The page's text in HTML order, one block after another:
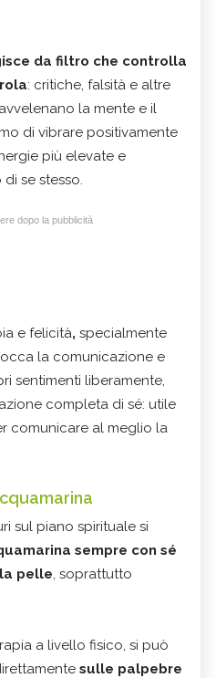
da filtro che controlla
: critiche, falsità e altre
la mente e il
di vibrare positivamente
più elevate e
se stesso.
dopo la pubblicità
e felicità, specialmente
la comunicazione e
sentimenti liberamente,
completa di sé: utile
comunicare al meglio la
sul piano spirituale si
sempre con sé
pelle, soprattutto
a livello fisico, si può
sulle palpebre